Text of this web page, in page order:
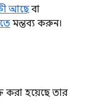
আছেবা
মন্তব্য করুন।
করা হয়েছে তার